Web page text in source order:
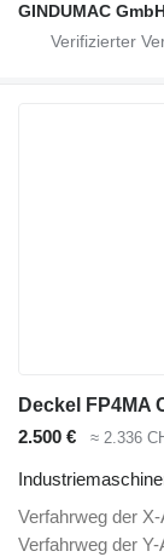
GINDUMAC
Deckel FP4MA
2.500 €
≈ 2.336
Verfahrweg der
Verfahrweg der